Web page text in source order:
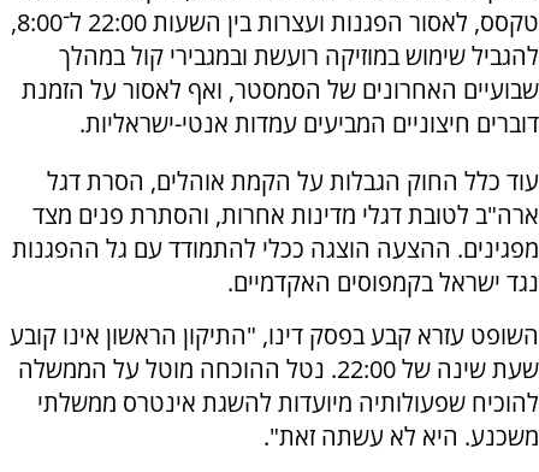
טקסס, לאסור הפגנות ועצרות בין השעות 22:00 ל־8:00,
להגביל שימוש במוזיקה רועשת ובמגבירי קול במהלך
שבועיים האחרונים של הסמסטר, ואף לאסור על הזמנת
דוברים חיצוניים המביעים עמדות אנטי-ישראליות.
עוד כלל החוק הגבלות על הקמת אוהלים, הסרת דגל
ארה"ב לטובת דגלי מדינות אחרות, והסתרת פנים מצד
מפגינים. ההצעה הוצגה ככלי להתמודד עם גל ההפגנות
נגד ישראל בקמפוסים האקדמיים.
השופט עזרא קבע בפסק דינו, "התיקון הראשון אינו קובע
שעת שינה של 22:00. נטל ההוכחה מוטל על הממשלה
להוכיח שפעולותיה מיועדות להשגת אינטרס ממשלתי
משכנע. היא לא עשתה זאת".